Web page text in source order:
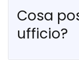
Cosa
ufficio?